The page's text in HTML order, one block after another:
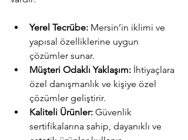
Yerel Tecrübe: Mersin’in iklimi ve
yapısal özelliklerine uygun
çözümler sunar.
Müşteri Odaklı Yaklaşım: İhtiyaçlara
özel danışmanlık ve kişiye özel
çözümler geliştirir.
Kaliteli Ürünler: Güvenlik
sertifikalarına sahip, dayanıklı ve